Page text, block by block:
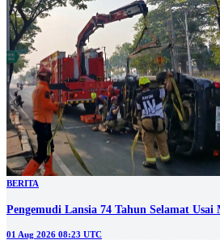
BERITA
Pengemudi Lansia 74 Tahun Selamat
01 Aug 2026 08:23 UTC